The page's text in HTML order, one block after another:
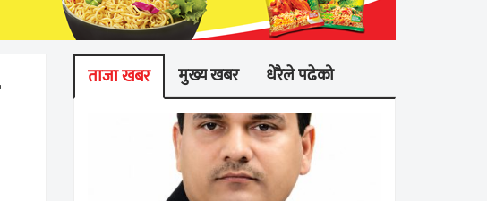
ताजा खबर मुख्य खबर धेरैले पढेको